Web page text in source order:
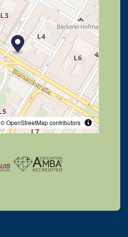
© OpenStreetMap contributors